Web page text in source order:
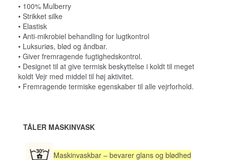
• 100% Mulberry
• Strikket silke
• Elastisk
• Anti-mikrobiel behandling for lugtkontrol
• Luksuriøs, blød og åndbar.
• Giver fremragende fugtighedskontrol.
• Designet til at give termisk beskyttelse i koldt til meget
koldt Vejr med middel til høj aktivitet.
• Fremragende termiske egenskaber til alle vejrforhold.
TÅLER MASKINVASK
Maskinvaskbar – bevarer glans og blødhed